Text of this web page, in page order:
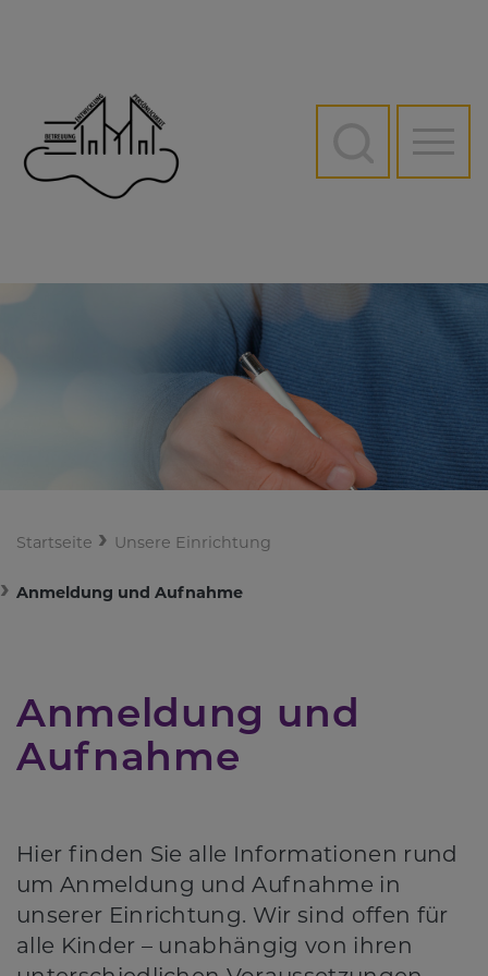
Startseite Unsere Einrichtung
Anmeldung und Aufnahme
Anmeldung und
Aufnahme
Hier finden Sie alle Informationen rund
um Anmeldung und Aufnahme in
unserer Einrichtung. Wir sind offen für
alle Kinder – unabhängig von ihren